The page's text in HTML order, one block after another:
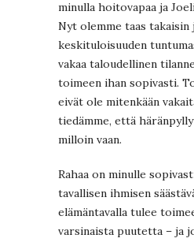
minulla hoitovapaa ja
Nyt olemme taas takaisin
keskituloisuuden
vakaa taloudellinen
toimeen ihan sopivasti.
eivät ole mitenkään
tiedämme, että
milloin vaan.
Rahaa on minulle
tavallisen ihmisen
elämäntavalla tulee
varsinaista puutetta – ja